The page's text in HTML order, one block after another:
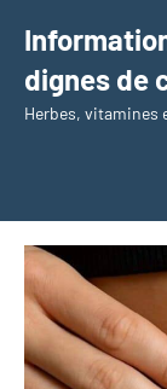
contenu
dignes de
Herbes, vitamines